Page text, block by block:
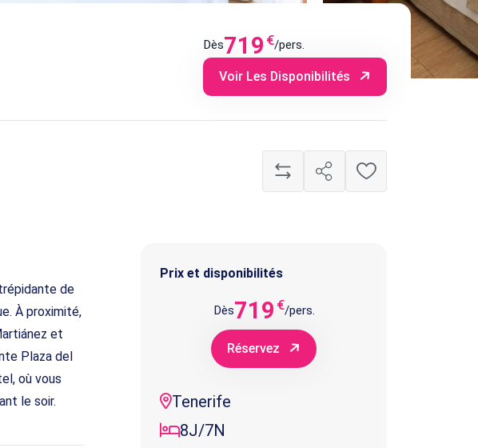
Dès719 €/pers.
Voir Les Disponibilités
de
À proximité,
et
Plaza del
où vous
le soir.
Prix et disponibilités
Dès719 €/pers.
Réservez
Tenerife
8J/7N